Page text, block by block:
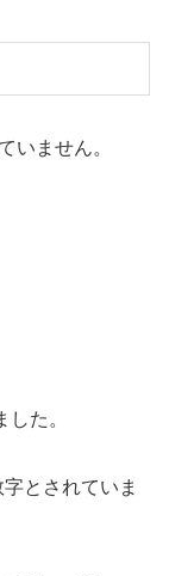
いません。
た。
とされていま